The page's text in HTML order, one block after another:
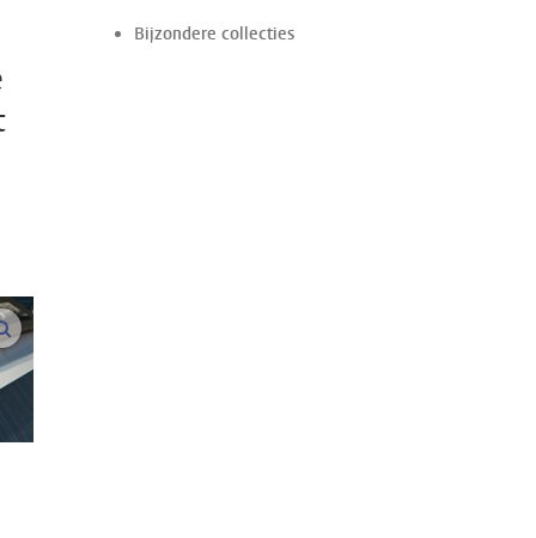
vergroot afbeeldingen
Bijzondere collecties